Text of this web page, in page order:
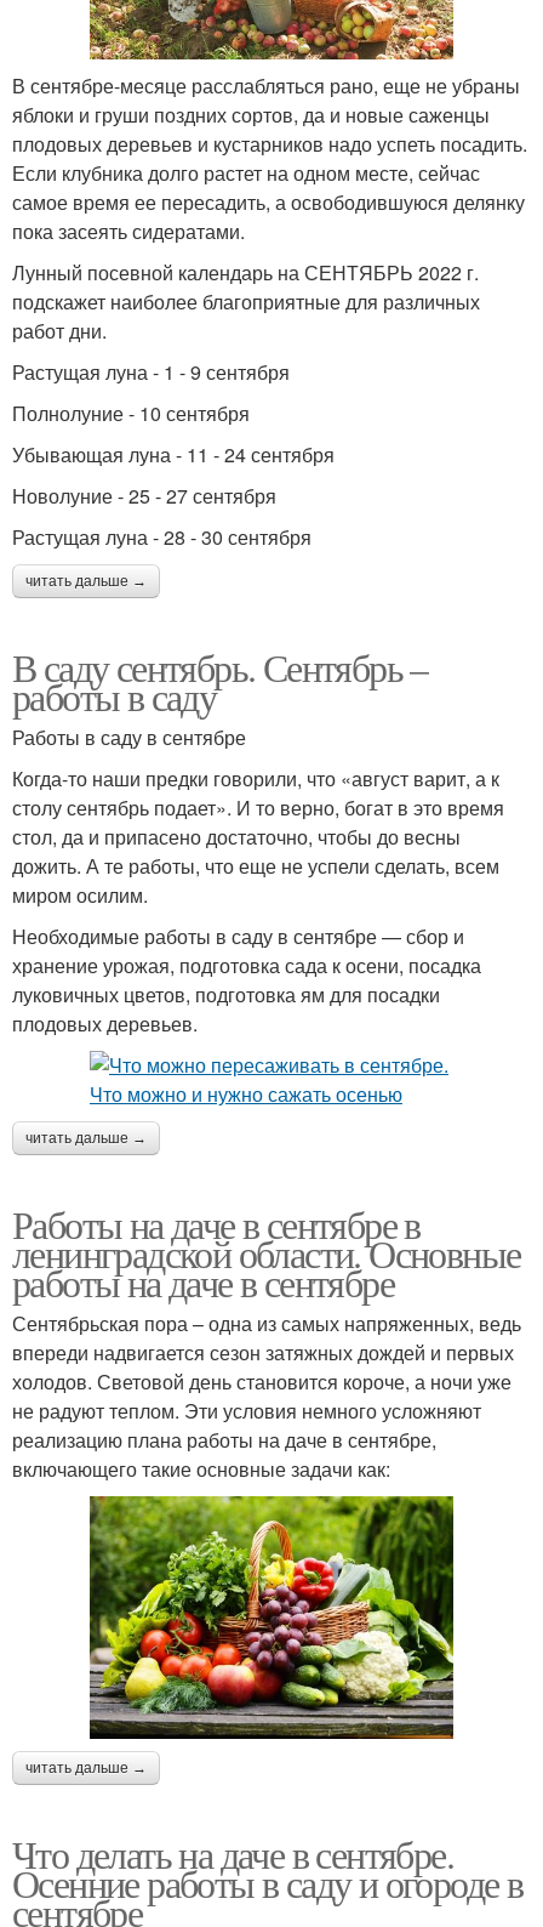
В сентябре-месяце расслабляться рано, еще не убраны
яблоки и груши поздних сортов, да и новые саженцы
плодовых деревьев и кустарников надо успеть посадить.
Если клубника долго растет на одном месте, сейчас
самое время ее пересадить, а освободившуюся делянку
пока засеять сидератами.
Лунный посевной календарь на СЕНТЯБРЬ 2022 г.
подскажет наиболее благоприятные для различных
работ дни.
Растущая луна - 1 - 9 сентября
Полнолуние - 10 сентября
Убывающая луна - 11 - 24 сентября
Новолуние - 25 - 27 сентября
Растущая луна - 28 - 30 сентября
читать дальше →
В саду сентябрь. Сентябрь –
работы в саду
Работы в саду в сентябре
Когда-то наши предки говорили, что «август варит, а к
столу сентябрь подает». И то верно, богат в это время
стол, да и припасено достаточно, чтобы до весны
дожить. А те работы, что еще не успели сделать, всем
миром осилим.
Необходимые работы в саду в сентябре — сбор и
хранение урожая, подготовка сада к осени, посадка
луковичных цветов, подготовка ям для посадки
плодовых деревьев.
читать дальше →
Работы на даче в сентябре в
ленинградской области. Основные
работы на даче в сентябре
Сентябрьская пора – одна из самых напряженных, ведь
впереди надвигается сезон затяжных дождей и первых
холодов. Световой день становится короче, а ночи уже
не радуют теплом. Эти условия немного усложняют
реализацию плана работы на даче в сентябре,
включающего такие основные задачи как:
читать дальше →
Что делать на даче в сентябре.
Осенние работы в саду и огороде в
сентябре